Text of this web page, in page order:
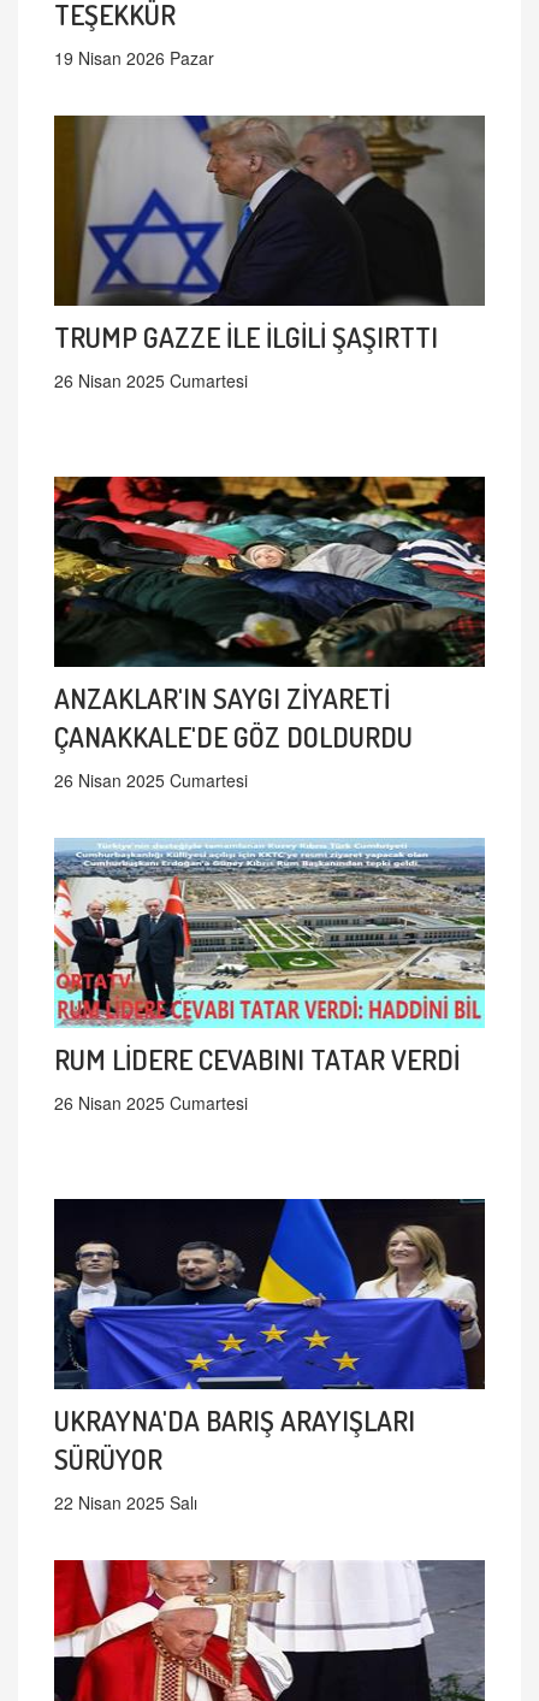
TEŞEKKÜR
19 Nisan 2026 Pazar
TRUMP GAZZE İLE İLGİLİ ŞAŞIRTTI
26 Nisan 2025 Cumartesi
ANZAKLAR'IN SAYGI ZİYARETİ
ÇANAKKALE'DE GÖZ DOLDURDU
26 Nisan 2025 Cumartesi
RUM LİDERE CEVABINI TATAR VERDİ
26 Nisan 2025 Cumartesi
UKRAYNA'DA BARIŞ ARAYIŞLARI
SÜRÜYOR
22 Nisan 2025 Salı